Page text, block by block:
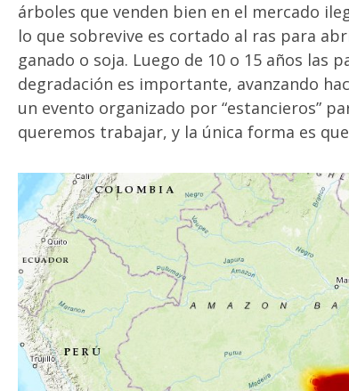
árboles que venden bien en el mercado
lo que sobrevive es cortado al ras para
ganado o soja. Luego de 10 o 15 años las
degradación es importante, avanzando
un evento organizado por “estancieros”
queremos trabajar, y la única forma es